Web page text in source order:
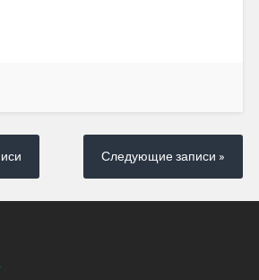
Следующие записи »